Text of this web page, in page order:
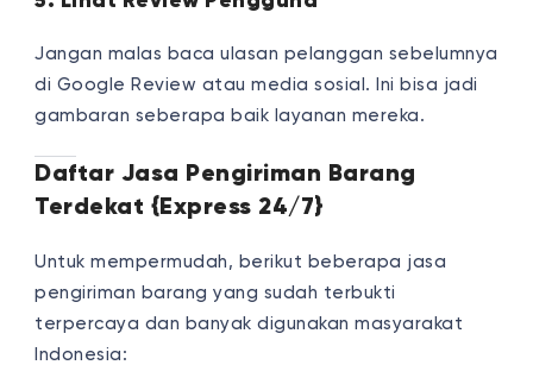
Jangan malas baca ulasan pelanggan sebelumnya
di Google Review atau media sosial. Ini bisa jadi
gambaran seberapa baik layanan mereka.
Daftar Jasa Pengiriman Barang
Terdekat {Express 24/7}
Untuk mempermudah, berikut beberapa jasa
pengiriman barang yang sudah terbukti
terpercaya dan banyak digunakan masyarakat
Indonesia: